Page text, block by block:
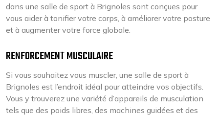
dans une salle de sport à Brignoles sont conçues pour
vous aider à tonifier votre corps, à améliorer votre posture
et à augmenter votre force globale.
RENFORCEMENT MUSCULAIRE
Si vous souhaitez vous muscler, une salle de sport à
Brignoles est l’endroit idéal pour atteindre vos objectifs.
Vous y trouverez une variété d’appareils de musculation
tels que des poids libres, des machines guidées et des